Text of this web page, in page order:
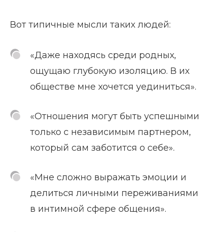
Вот типичные мысли таких людей:
«Даже находясь среди родных,
ощущаю глубокую изоляцию. В их
обществе мне хочется уединиться».
«Отношения могут быть успешными
только с независимым партнером,
который сам заботится о себе».
«Мне сложно выражать эмоции и
делиться личными переживаниями
в интимной сфере общения».